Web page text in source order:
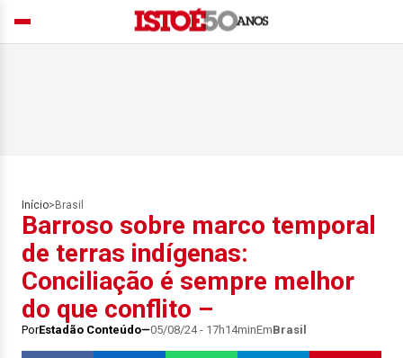
Início> Brasil
Barroso sobre marco temporal
de terras indígenas:
Conciliação é sempre melhor
do que conflito –
PorEstadão Conteúdo 05/08/24 - 17h14minEmBrasil